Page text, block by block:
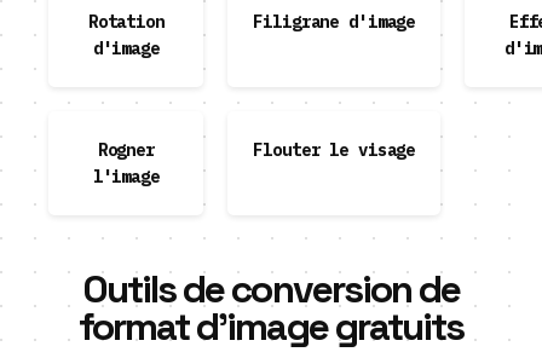
Rotation
d'image
Filigrane d'image
Rogner
l'image
Flouter le visage
Outils de conversion de
format d'image gratuits